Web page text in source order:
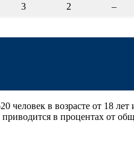
3 2 –
человек в возрасте от 18
в процентах от